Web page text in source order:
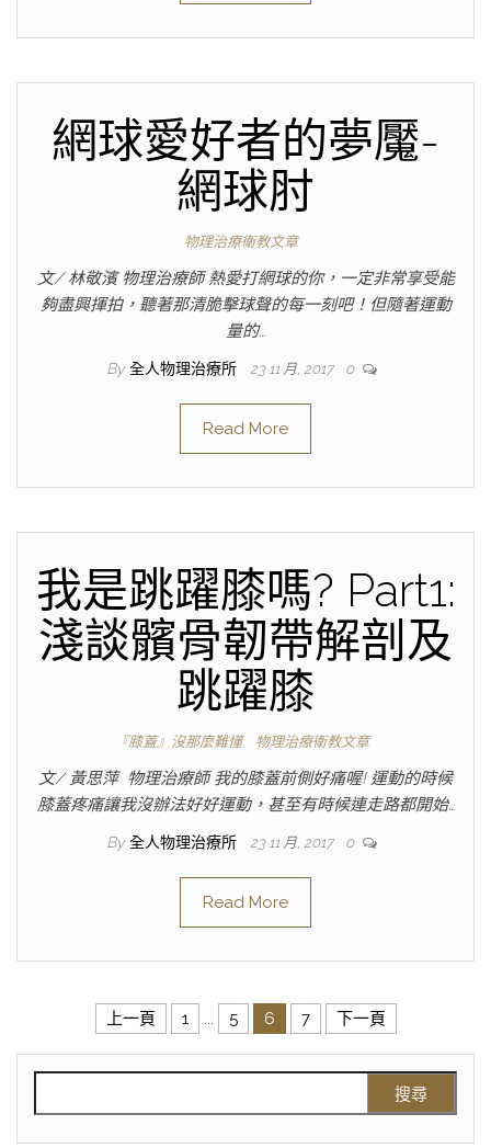
網球愛好者的夢魘-
網球肘
物理治療衛教文章
文/ 林敬濱 物理治療師 熱愛打網球的你，一定非常享受能
夠盡興揮拍，聽著那清脆擊球聲的每一刻吧！但隨著運動
量的…
By 全人物理治療所 23 11 月, 2017 0
Read More
我是跳躍膝嗎? Part1:
淺談髕骨韌帶解剖及
跳躍膝
『膝蓋』沒那麼難懂 物理治療衛教文章
文/ 黃思萍 物理治療師 我的膝蓋前側好痛喔! 運動的時候
膝蓋疼痛讓我沒辦法好好運動，甚至有時候連走路都開始…
By 全人物理治療所 23 11 月, 2017 0
Read More
上一頁 1 ... 5 6 7 下一頁